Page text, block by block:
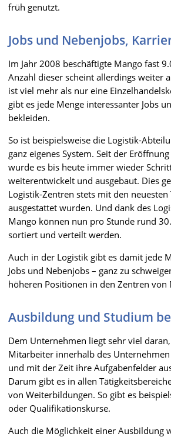
früh genutzt.
Jobs und Nebenjobs,
Im Jahr 2008 beschäftigte Mango fast
Anzahl dieser scheint allerdings weiter
ist viel mehr als nur eine
gibt es jede Menge interessanter Jobs
bekleiden.
So ist beispielsweise die Logistik-
ganz eigenes System. Seit der
wurde es bis heute immer wieder
weiterentwickelt und ausgebaut. Dies
Logistik-Zentren stets mit den neuesten
ausgestattet wurden. Und dank des
Mango können nun pro Stunde rund
sortiert und verteilt werden.
Auch in der Logistik gibt es damit jede
Jobs und Nebenjobs – ganz zu
höheren Positionen in den Zentren von
Ausbildung und Studium
Dem Unternehmen liegt sehr viel
Mitarbeiter innerhalb des
und mit der Zeit ihre Aufgabenfelder
Darum gibt es in allen
von Weiterbildungen. So gibt es
oder Qualifikationskurse.
Auch die Möglichkeit einer Ausbildung